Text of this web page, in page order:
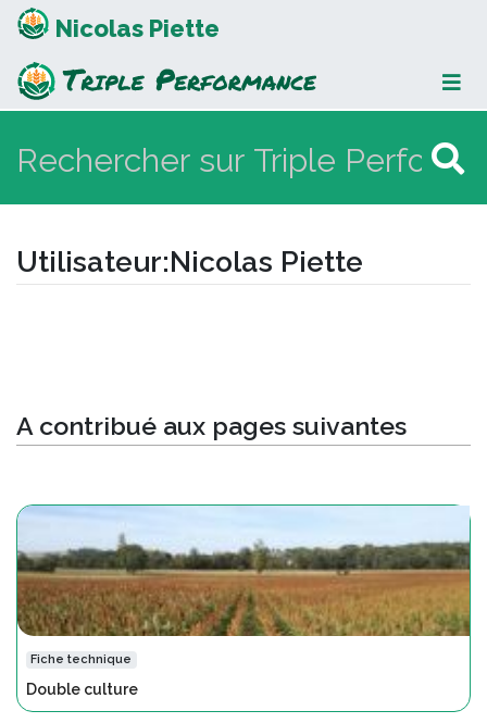
Nicolas Piette
Utilisateur:Nicolas Piette
A contribué aux pages suivantes
Fiche technique
Double culture